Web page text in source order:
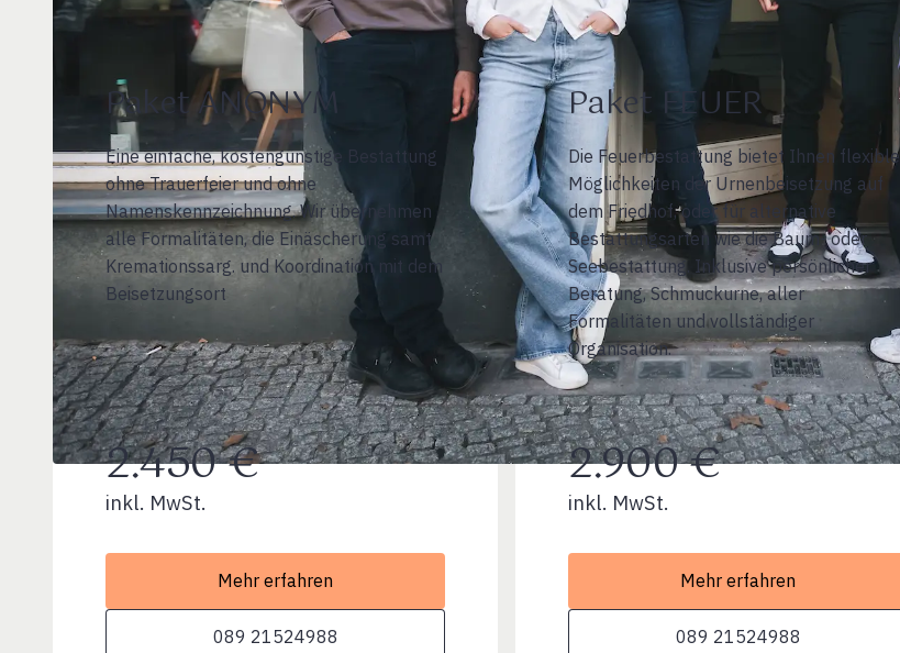
Paket ANONYM
Eine einfache, kostengünstige Bestattung
ohne Trauerfeier und ohne
Namenskennzeichnung. Wir übernehmen
alle Formalitäten, die Einäscherung samt
Kremationssarg. und Koordination mit dem
Beisetzungsort
2.450 €
inkl. MwSt.
Mehr erfahren
089 21524988
Paket FEUER
Die Feuerbestattung bietet Ihnen flexible
Möglichkeiten der Urnenbeisetzung auf
dem Friedhof, oder für alternative
Bestattungsarten wie die Baum- oder
Seebestattung. Inklusive persönlicher
Beratung, Schmuckurne, aller
Formalitäten und vollständiger
Organisation.
2.900 €
inkl. MwSt.
Mehr erfahren
089 21524988